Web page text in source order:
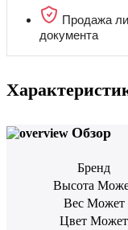
Продажа
документа
Обзор
Бренд
Высота
Вес Может
Цвет Может